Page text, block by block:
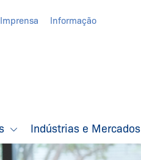
Imprensa Informação
Indústrias e Mercados